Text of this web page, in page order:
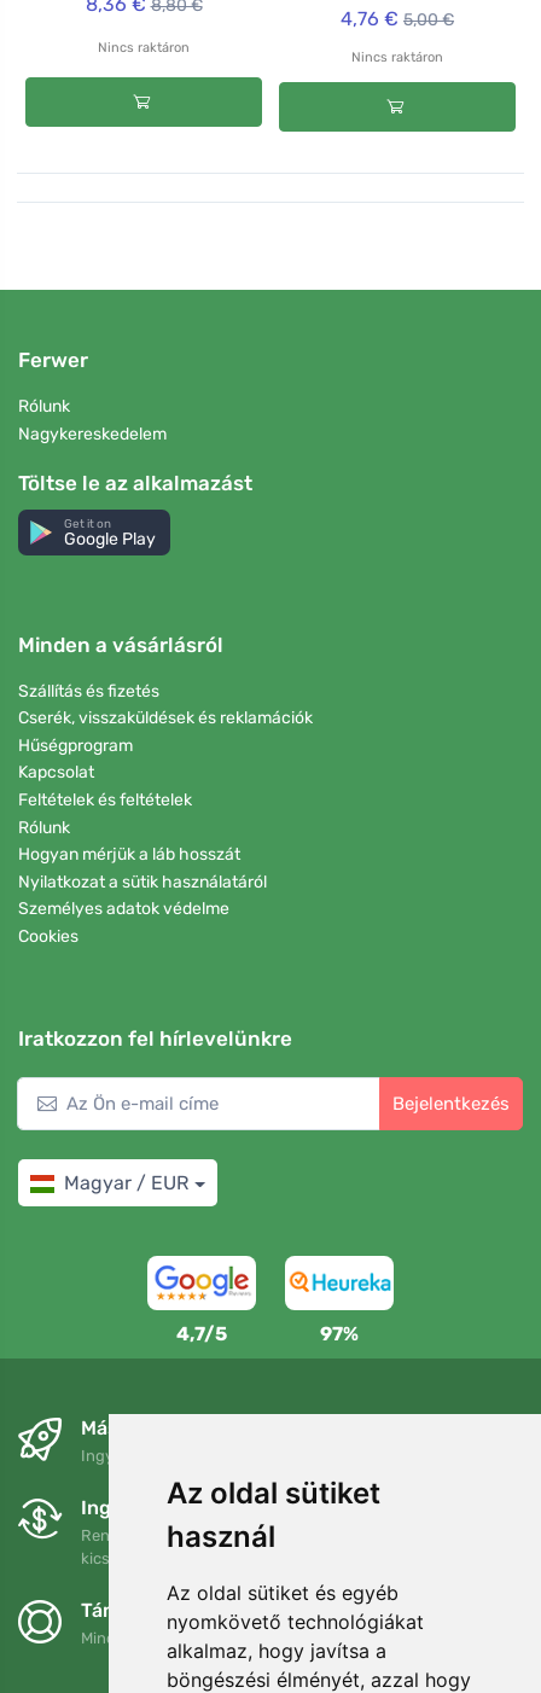
Az oldal sütiket
használ
Az oldal sütiket és egyéb
nyomkövető technológiákat
alkalmaz, hogy javítsa a
böngészési élményét, azzal hogy
8,80 €
Nincs raktáron
4,76 € 5,00 €
Nincs raktáron
Ferwer
Rólunk
Nagykereskedelem
Töltse le az alkalmazást
Get it on
Google Play
Minden a vásárlásról
Szállítás és fizetés
Cserék, visszaküldések és reklamációk
Hűségprogram
Kapcsolat
Feltételek és feltételek
Rólunk
Hogyan mérjük a láb hosszát
Nyilatkozat a sütik használatáról
Személyes adatok védelme
Cookies
Iratkozzon fel hírlevelünkre
Bejelentkezés
Magyar / EUR
4,7/5 97%
Másnapra és ingyenesen
Ingyenes szállítás a következő összeg felett: 80 EUR
Ingyenes csere és visszaküldés
Rendelését 90 napon belül bármikor visszaküldheti vagy
kicserélheti.
Támogatjuk a Trees.org-ot
Minden megrendelésért ültetünk egy fát! Bővebben